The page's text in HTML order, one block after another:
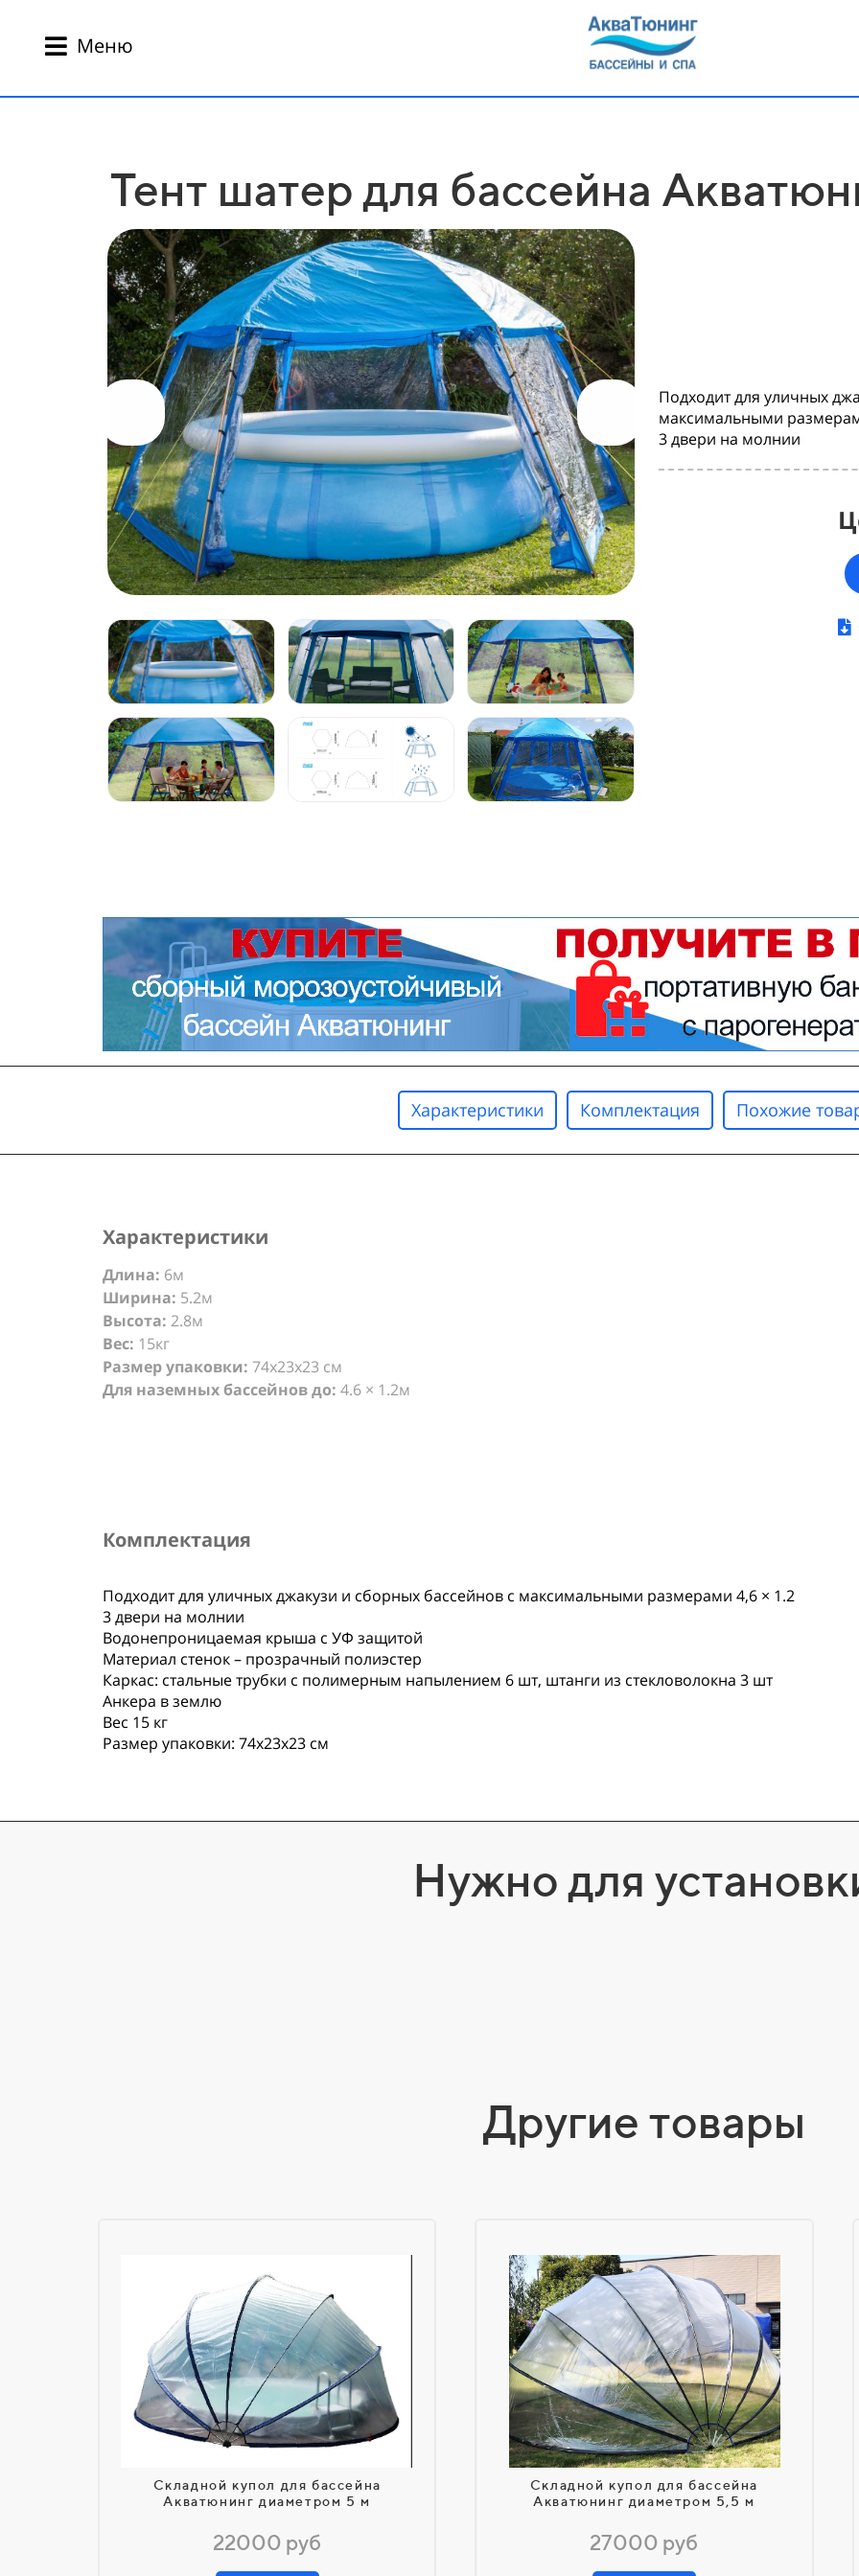
Меню
Тент шатер для бассейна
Подходит для уличных
максимальными
3 двери на молнии
Характеристики Комплектация Похожие
Характеристики
Длина: 6м
Ширина: 5.2м
Высота: 2.8м
Вес: 15кг
Размер упаковки: 74х23х23 см
Для наземных бассейнов до: 4.6 × 1.2м
Комплектация
Подходит для уличных джакузи и сборных бассейнов с максимальными размерами 4,6 × 1.2
3 двери на молнии
Водонепроницаемая крыша с УФ защитой
Материал стенок – прозрачный полиэстер
Каркас: стальные трубки с полимерным напылением 6 шт, штанги из стекловолокна 3 шт
Анкера в землю
Вес 15 кг
Размер упаковки: 74х23х23 см
Нужно для
Другие товары
Складной купол для бассейна
Акватюнинг диаметром 5 м
22000 руб
Складной купол для бассейна
Акватюнинг диаметром 5,5 м
27000 руб